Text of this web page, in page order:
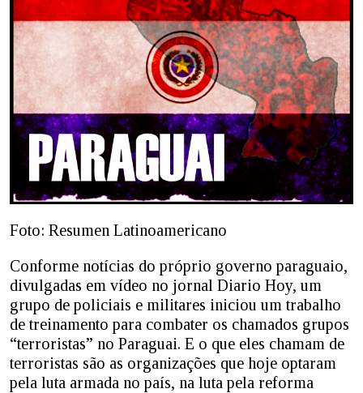
Foto: Resumen Latinoamericano
Conforme notícias do próprio governo paraguaio,
divulgadas em vídeo no jornal Diario Hoy, um
grupo de policiais e militares iniciou um trabalho
de treinamento para combater os chamados grupos
“terroristas” no Paraguai. E o que eles chamam de
terroristas são as organizações que hoje optaram
pela luta armada no país, na luta pela reforma